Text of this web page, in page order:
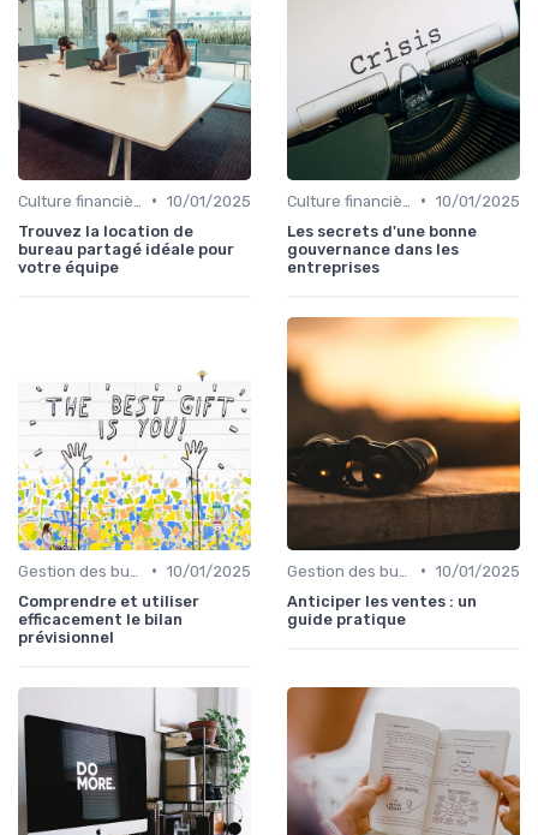
• 10/01/2025
Trouvez la location de
bureau partagé idéale pour
votre équipe
• 10/01/2025
Les secrets d'une bonne
gouvernance dans les
entreprises
• 10/01/2025
Comprendre et utiliser
efficacement le bilan
prévisionnel
• 10/01/2025
Anticiper les ventes : un
guide pratique